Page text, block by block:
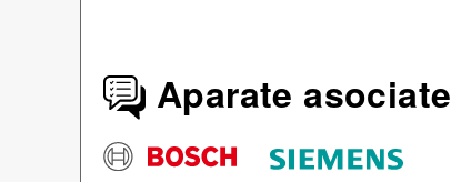
Aparate asociate